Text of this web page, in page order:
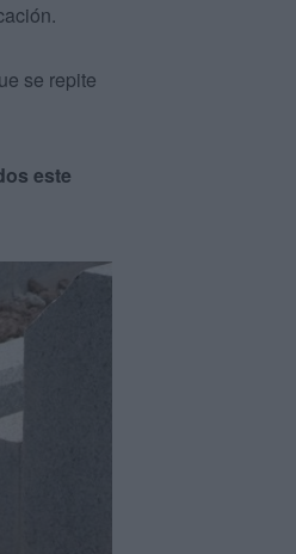
se repite
este